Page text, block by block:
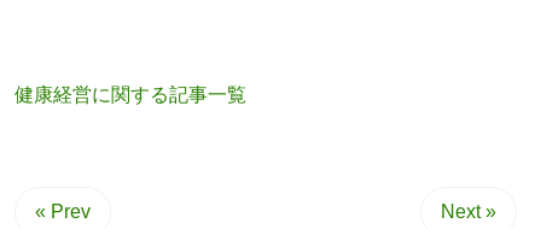
健康経営に関する記事一覧
« Prev Next »